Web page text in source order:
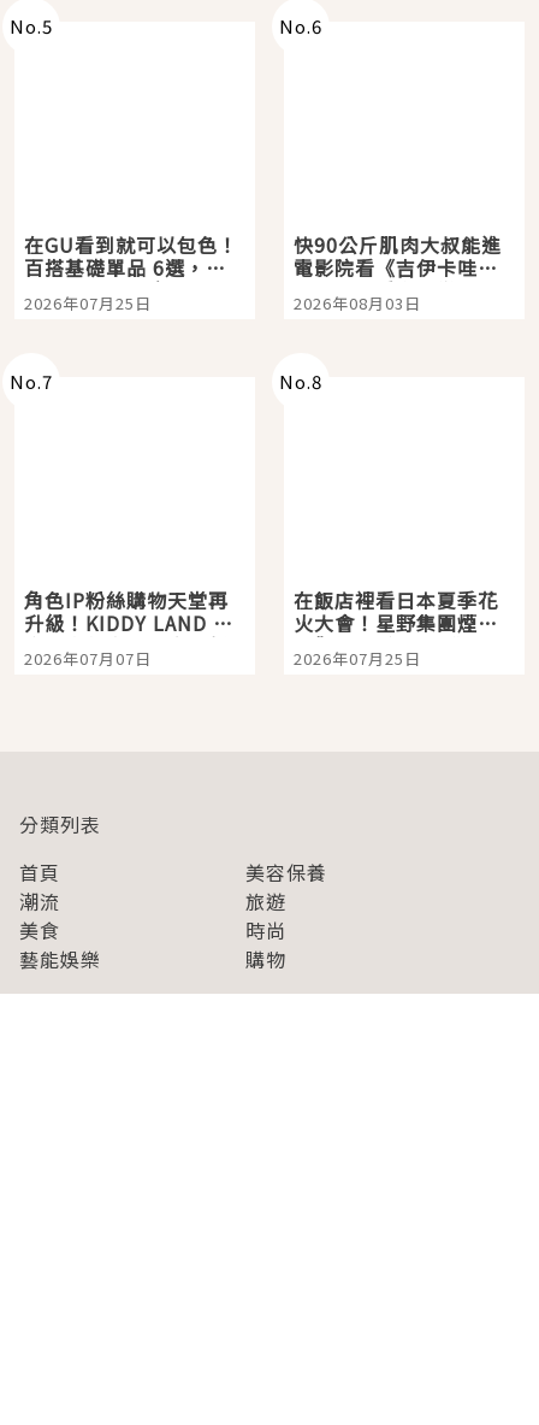
No.5
在GU看到就可以包色！
百搭基礎單品 6選，閉
眼全收也不心疼
2026年07月25日
No.6
快90公斤肌肉大叔能進
電影院看《吉伊卡哇》
嗎？日本重金屬樂團
「打首」會長與nagano
2026年08月03日
No.7
角色IP粉絲購物天堂再
升級！KIDDY LAND 原
宿店吉伊卡哇迎客，新
開幕 OMOKADO 店3分
2026年07月07日
No.8
在飯店裡看日本夏季花
火大會！星野集團煙火
景觀飯店6選，讓你不用
人擠人悠閒欣賞
2026年07月25日
分類列表
首頁
美容保養
潮流
旅遊
美食
時尚
藝能娛樂
購物